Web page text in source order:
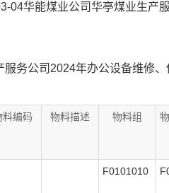
04华能煤业公司华亭煤业生产
务公司2024年办公设备维修、
料编码 物料描述 物料组
F0101010